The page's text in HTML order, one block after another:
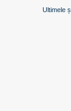
Ultimele